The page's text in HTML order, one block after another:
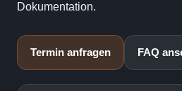
Dokumentation.
Termin anfragen FAQ